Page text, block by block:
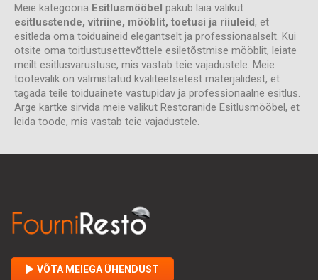
Meie kategooria Esitlusmööbel pakub laia valikut
esitlusstende, vitriine, mööblit, toetusi ja riiuleid, et
esitleda oma toiduaineid elegantselt ja professionaalselt. Kui
otsite oma toitlustusettevõttele esiletõstmise mööblit, leiate
meilt esitlusvarustuse, mis vastab teie vajadustele. Meie
tootevalik on valmistatud kvaliteetsetest materjalidest, et
tagada teile toiduainete vastupidav ja professionaalne esitlus.
Ärge kartke sirvida meie valikut Restoranide Esitlusmööbel, et
leida toode, mis vastab teie vajadustele.
VÕTA MEIEGA ÜHENDUST